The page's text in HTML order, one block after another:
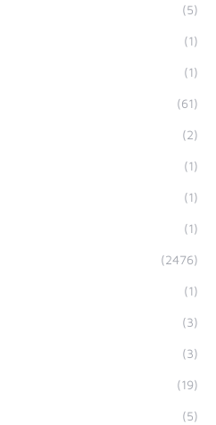
(5)
(1)
(1)
(61)
(2)
(1)
(1)
(1)
(2476)
(1)
(3)
(3)
(19)
(5)